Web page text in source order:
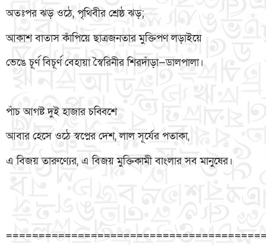
অতঃপর ঝড় ওঠে, পৃথিবীর শ্রেষ্ঠ ঝড়;
আকাশ বাতাস কাঁপিয়ে ছাত্রজনতার মুক্তিপণ লড়াইয়ে
ভেঙে চূর্ণ বিচূর্ণ বেহায়া স্বৈরিনীর শিরদাঁড়া—ডালপালা।
পাঁচ আগষ্ট দুই হাজার চব্বিশে
আবার হেসে ওঠে স্বপ্নের দেশ, লাল সূর্যের পতাকা,
এ বিজয় তারুণ্যের, এ বিজয় মুক্তিকামী বাংলার সব মানুষের।